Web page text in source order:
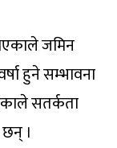
जमिन
हुने सम्भावना
सतर्कता
।